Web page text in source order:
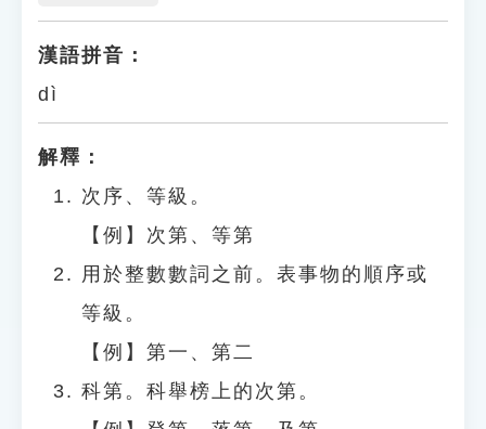
漢語拼音：
dì
解釋：
次序、等級。
【例】次第、等第
用於整數數詞之前。表事物的順序或
等級。
【例】第一、第二
科第。科舉榜上的次第。